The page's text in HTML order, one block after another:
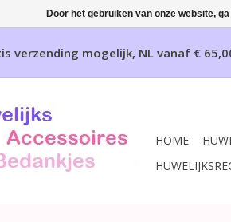
verzending mogelijk, NL vanaf €
HOME
Door het gebruiken van onze website,